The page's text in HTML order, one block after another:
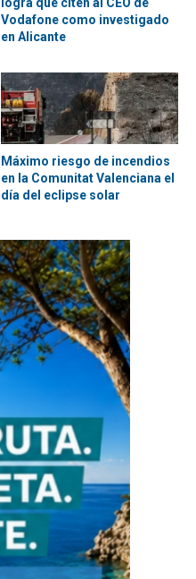
Vodafone como investigado
en Alicante
Máximo riesgo de incendios
en la Comunitat Valenciana el
día del eclipse solar